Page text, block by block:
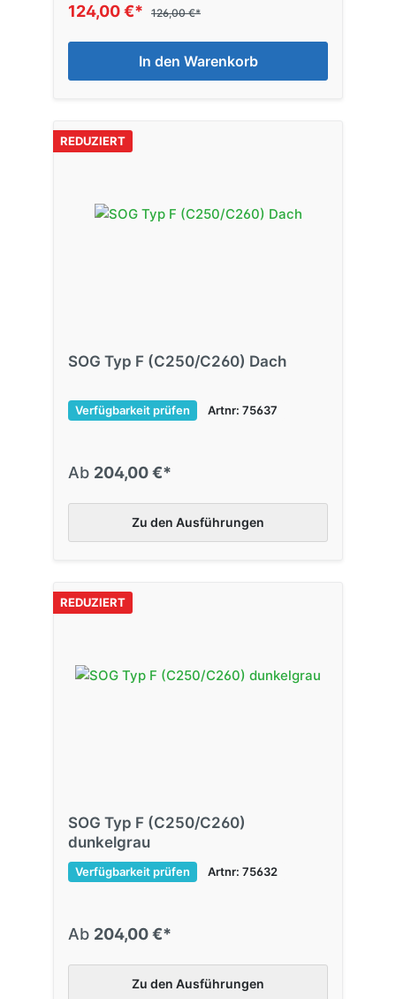
124,00 €* 126,00 €*
In den Warenkorb
REDUZIERT
SOG Typ F (C250/C260) Dach
Verfügbarkeit prüfen Artnr: 75637
Ab 204,00 €*
Zu den Ausführungen
REDUZIERT
SOG Typ F (C250/C260)
dunkelgrau
Verfügbarkeit prüfen Artnr: 75632
Ab 204,00 €*
Zu den Ausführungen